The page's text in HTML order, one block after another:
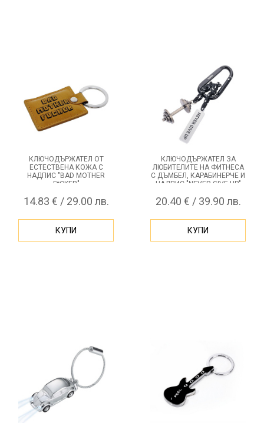
КЛЮЧОДЪРЖАТЕЛ ОТ
ЕСТЕСТВЕНА КОЖА С
НАДПИС "BAD MOTHER
F*CKER"
14.83 € / 29.00 лв.
КУПИ
КЛЮЧОДЪРЖАТЕЛ ЗА
ЛЮБИТЕЛИТЕ НА ФИТНЕСА
С ДЪМБЕЛ, КАРАБИНЕРЧЕ И
НАДПИС "NEVER GIVE UP"
20.40 € / 39.90 лв.
КУПИ